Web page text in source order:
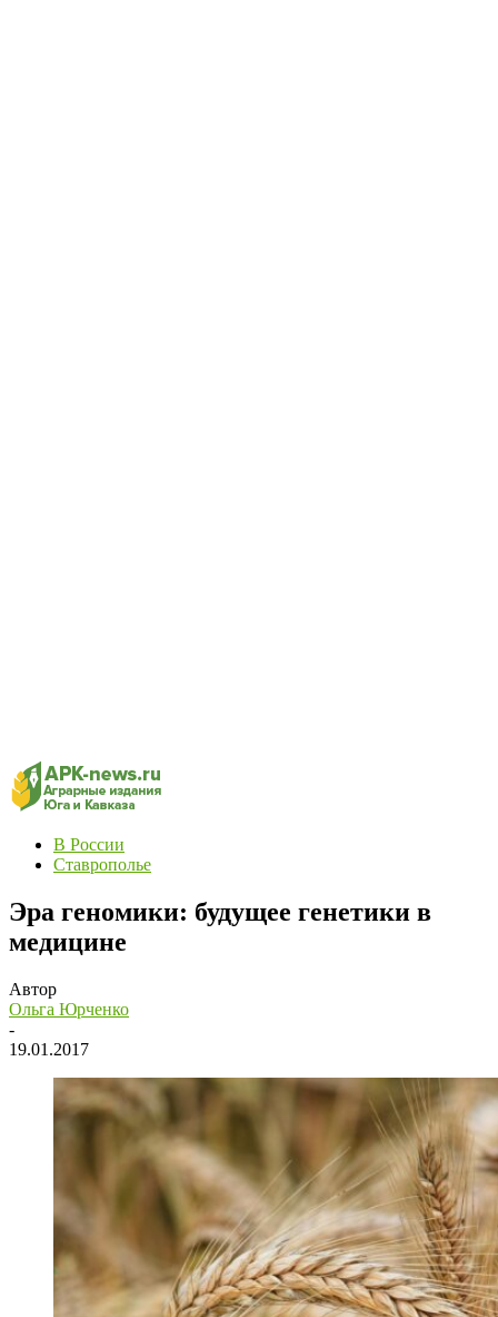
В России
Ставрополье
Эра геномики: будущее генетики в
медицине
Автор
Ольга Юрченко
-
19.01.2017